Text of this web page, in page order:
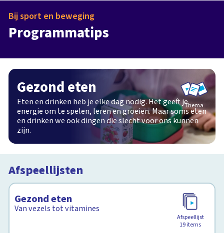
Bij sport en beweging
Programmatips
ReChill
Programma 32Afleveringen
Gezond eten
Eten en drinken heb je elke dag nodig. Het geeft je
energie om te spelen, leren en groeien. Maar soms eten
en drinken we ook dingen die slecht voor ons kunnen
zijn.
Thema
Afspeellijsten
Gezond eten
Van vezels tot vitamines
Afspeellijst
19items